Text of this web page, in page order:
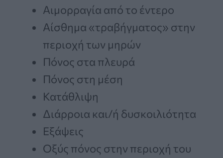
Αιμορραγία από το έντερο
Αίσθημα «τραβήγματος» στην
περιοχή των μηρών
Πόνος στα πλευρά
Πόνος στη μέση
Κατάθλιψη
Διάρροια και/ή δυσκοιλιότητα
Εξάψεις
Οξύς πόνος στην περιοχή του